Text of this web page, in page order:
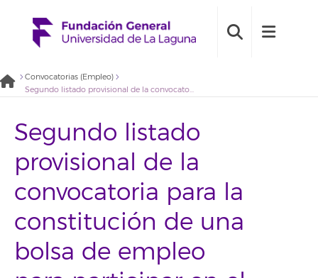
Convocatorias (Empleo)
Segundo listado provisional de la convocatoria para la constitución de una bolsa de empleo para participar en el proyecto “Ponos: Orientación y primera oportunidad de empleo para jóvenes» (2021BDE064)
Segundo listado
provisional de la
convocatoria para la
constitución de una
bolsa de empleo